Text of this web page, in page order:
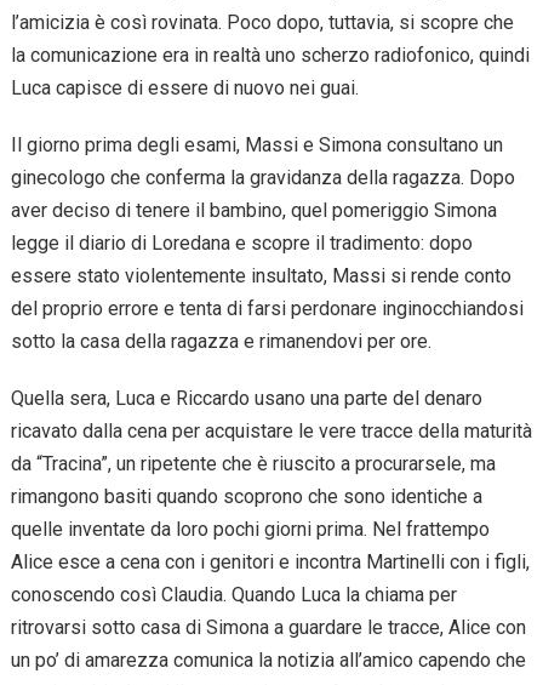
l’amicizia è così rovinata. Poco dopo, tuttavia, si scopre che
la comunicazione era in realtà uno scherzo radiofonico, quindi
Luca capisce di essere di nuovo nei guai.
Il giorno prima degli esami, Massi e Simona consultano un
ginecologo che conferma la gravidanza della ragazza. Dopo
aver deciso di tenere il bambino, quel pomeriggio Simona
legge il diario di Loredana e scopre il tradimento: dopo
essere stato violentemente insultato, Massi si rende conto
del proprio errore e tenta di farsi perdonare inginocchiandosi
sotto la casa della ragazza e rimanendovi per ore.
Quella sera, Luca e Riccardo usano una parte del denaro
ricavato dalla cena per acquistare le vere tracce della maturità
da “Tracina”, un ripetente che è riuscito a procurarsele, ma
rimangono basiti quando scoprono che sono identiche a
quelle inventate da loro pochi giorni prima. Nel frattempo
Alice esce a cena con i genitori e incontra Martinelli con i figli,
conoscendo così Claudia. Quando Luca la chiama per
ritrovarsi sotto casa di Simona a guardare le tracce, Alice con
un po’ di amarezza comunica la notizia all’amico capendo che